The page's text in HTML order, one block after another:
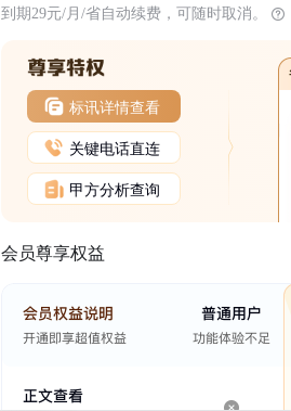
到期29元/月/省自动续费，可随时取消。
标讯详情查看
关键电话直连
甲方分析查询
会员尊享权益